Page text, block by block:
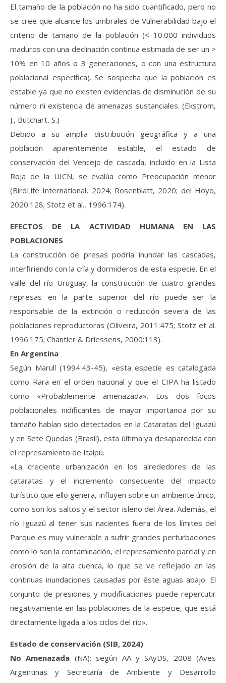
El tamaño de la población no ha sido cuantificado, pero no
se cree que alcance los umbrales de Vulnerabilidad bajo el
criterio de tamaño de la población (< 10.000 individuos
maduros con una declinación continua estimada de ser un >
10% en 10 años o 3 generaciones, o con una estructura
poblacional específica). Se sospecha que la población es
estable ya que no existen evidencias de disminución de su
número ni existencia de amenazas sustanciales. (Ekstrom,
J., Butchart, S.)
Debido a su amplia distribución geográfica y a una
población aparentemente estable, el estado de
conservación del Vencejo de cascada, incluido en la Lista
Roja de la UICN, se evalúa como Preocupación menor
(BirdLife International, 2024; Rosenblatt, 2020; del Hoyo,
2020:128; Stotz et al., 1996:174).
EFECTOS DE LA ACTIVIDAD HUMANA EN LAS
POBLACIONES
La construcción de presas podría inundar las cascadas,
interfiriendo con la cría y dormideros de esta especie. En el
valle del río Uruguay, la construcción de cuatro grandes
represas en la parte superior del río puede ser la
responsable de la extinción o reducción severa de las
poblaciones reproductoras (Oliveira, 2011:475; Stotz et al.
1996:175; Chantler & Driessens, 2000:113).
En Argentina
Según Marull (1994:43-45), «esta especie es catalogada
como Rara en el orden nacional y que el CIPA ha listado
como «Probablemente amenazada». Los dos focos
poblacionales nidificantes de mayor importancia por su
tamaño habían sido detectados en la Cataratas del Iguazú
y en Sete Quedas (Brasil), esta última ya desaparecida con
el represamiento de Itaipú.
«La creciente urbanización en los alrededores de las
cataratas y el incremento consecuente del impacto
turístico que ello genera, influyen sobre un ambiente único,
como son los saltos y el sector isleño del Área. Además, el
río Iguazú al tener sus nacientes fuera de los límites del
Parque es muy vulnerable a sufrir grandes perturbaciones
como lo son la contaminación, el represamiento parcial y en
erosión de la alta cuenca, lo que se ve reflejado en las
continuas inundaciones causadas por éste aguas abajo. El
conjunto de presiones y modificaciones puede repercutir
negativamente en las poblaciones de la especie, que está
directamente ligada a los ciclos del río».
Estado de conservación (SIB, 2024)
No Amenazada (NA): según AA y SAyDS, 2008 (Aves
Argentinas y Secretaría de Ambiente y Desarrollo